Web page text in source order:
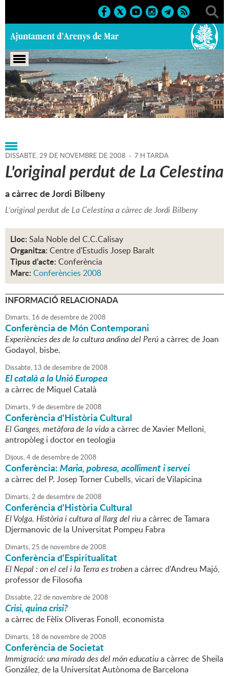
Portada > Agenda > 29-11-
2008 > Marcs > Culturals > 2008 > Conferències 2008
DISSABTE,29 DE NOVEMBRE DE 2008 - 7 H TARDA
L'original perdut de La Celestina
a càrrec de Jordi Bilbeny
L'original perdut de La Celestina a càrrec de Jordi Bilbeny
Lloc: Sala Noble del C.C.Calisay
Organitza: Centre d'Estudis Josep Baralt
Tipus d'acte: Conferència
Marc: Conferències 2008
INFORMACIÓ RELACIONADA
Dimarts, 16 dedesembrede2008
Conferència de Món Contemporani
Experiències des de la cultura andina del Perúa càrrec de Joan
Godayol, bisbe.
Dissabte, 13 dedesembrede2008
El català a la Unió Europea
a càrrec de Miquel Català
Dimarts,9 dedesembrede2008
Conferència d'Història Cultural
El Ganges, metàfora de la vidaa càrrec de Xavier Melloni,
antropòleg i doctor en teologia
Dijous,4dedesembrede2008
Conferència:Maria, pobresa, acolliment i servei
a càrrec del P. Josep Torner Cubells, vicari de Vilapicina
Dimarts,2 dedesembrede2008
Conferència d'Història Cultural
El Volga. Història i cultura al llarg del riua càrrec de Tamara
Djermanovic de la Universitat Pompeu Fabra
Dimarts,25 de novembrede2008
Conferència d'Espiritualitat
El Nepal : on el cel i la Terra es trobena càrrec d'Andreu Majó,
professor de Filosofia
Dissabte,22 de novembrede2008
Crisi, quina crisi?
a càrrec de Fèlix Oliveras Fonoll, economista
Dimarts, 18 de novembrede2008
Conferència de Societat
Immigració: una mirada des del món educatiua càrrec de Sheila
González, de la Universitat Autònoma de Barcelona